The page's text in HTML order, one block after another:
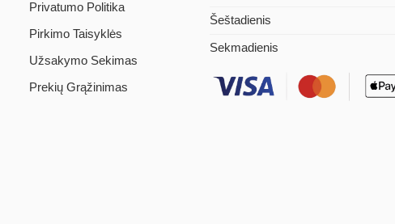
Privatumo Politika
Pirkimo Taisyklės
Užsakymo Sekimas
Prekių Grąžinimas
Šeštadienis
Sekmadienis